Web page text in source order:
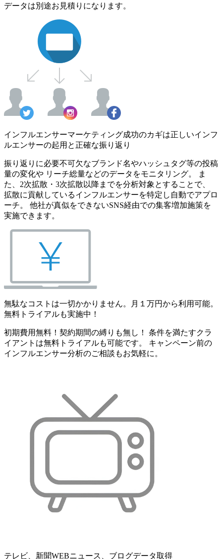
データは別途お見積りになります。
インフルエンサーマーケティング成功のカギは正しいインフ
ルエンサーの起用と正確な振り返り
振り返りに必要不可欠なブランド名やハッシュタグ等の投稿
量の変化や リーチ総量などのデータをモニタリング。 ま
た、2次拡散・3次拡散以降までを分析対象とすることで、
拡散に貢献しているインフルエンサーを特定し自動でアプロ
ーチ。 他社が真似をできないSNS経由での集客増加施策を
実施できます。
無駄なコストは一切かかりません。月１万円から利用可能。
無料トライアルも実施中！
初期費用無料！契約期間の縛りも無し！ 条件を満たすクラ
イアントは無料トライアルも可能です。 キャンペーン前の
インフルエンサー分析のご相談もお気軽に。
テレビ、新聞WEBニュース、ブログデータ取得